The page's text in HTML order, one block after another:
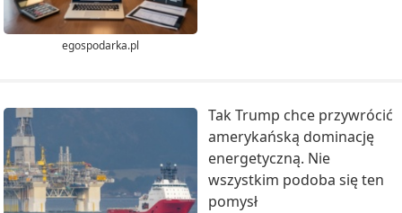
egospodarka.pl
Tak Trump chce przywrócić
amerykańską dominację
energetyczną. Nie
wszystkim podoba się ten
pomysł